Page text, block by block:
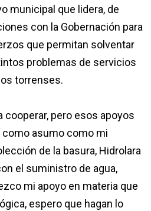
municipal que lidera, de
con la Gobernación para
que permitan solventar
problemas de servicios
torrenses.
pero esos apoyos
asumo como mi
de la basura, Hidrolara
el suministro de agua,
mi apoyo en materia que
espero que hagan lo